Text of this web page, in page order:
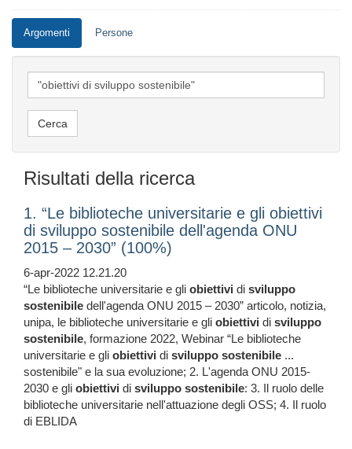
Argomenti Persone
Risultati della ricerca
1. “Le biblioteche universitarie e gli obiettivi
di sviluppo sostenibile dell'agenda ONU
2015 – 2030” (100%)
6-apr-2022 12.21.20
“Le biblioteche universitarie e gli obiettivi di sviluppo
sostenibile dell'agenda ONU 2015 – 2030” articolo, notizia,
unipa, le biblioteche universitarie e gli obiettivi di sviluppo
sostenibile, formazione 2022, Webinar “Le biblioteche
universitarie e gli obiettivi di sviluppo sostenibile ...
sostenibile" e la sua evoluzione; 2. L'agenda ONU 2015-
2030 e gli obiettivi di sviluppo sostenibile: 3. Il ruolo delle
biblioteche universitarie nell'attuazione degli OSS; 4. Il ruolo
di EBLIDA